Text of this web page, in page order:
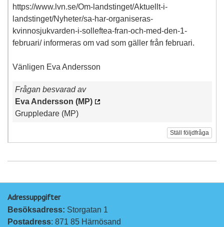
https://www.lvn.se/Om-landstinget/Aktuellt-i-
landstinget/Nyheter/sa-har-organiseras-
kvinnosjukvarden-i-solleftea-fran-och-med-den-1-
februari/ informeras om vad som gäller från februari.
Vänligen Eva Andersson
Frågan besvarad av
Eva Andersson (MP)
Gruppledare (MP)
Ställ följdfråga
Adressuppgifter
Besöksadress: Storgatan 1
Postadress: 871 85 Härnösand